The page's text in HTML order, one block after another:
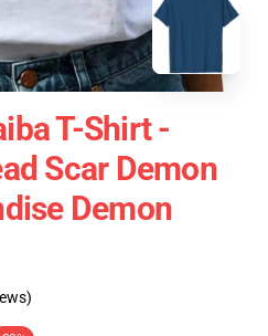
T-Shirt -
Scar Demon
Demon